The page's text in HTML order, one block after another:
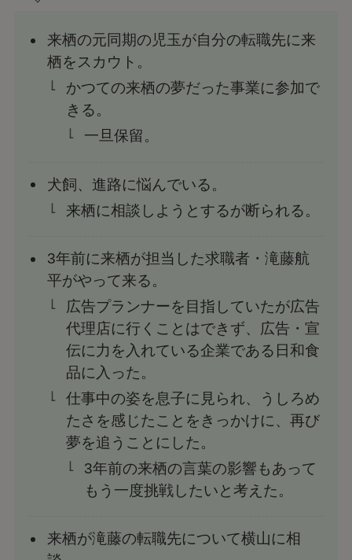
来栖の元同期の児玉が自分の転職先に来
栖をスカウト。
かつての来栖の夢だった事業に参加で
きる。
一旦保留。
犬飼、進路に悩んでいる。
来栖に相談しようとするが断られる。
3年前に来栖が担当した求職者・滝藤航
平がやって来る。
広告プランナーを目指していたが広告
代理店に行くことはできず、広告・宣
伝に力を入れている企業である日和食
品に入った。
仕事中の姿を息子に見られ、うしろめ
たさを感じたことをきっかけに、再び
夢を追うことにした。
3年前の来栖の言葉の影響もあって
もう一度挑戦したいと考えた。
来栖が滝藤の転職先について横山に相